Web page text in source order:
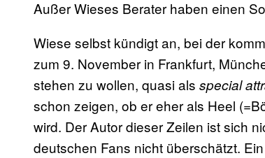
Außer Wieses Berater haben einen
Wiese selbst kündigt an, bei der
zum 9. November in Frankfurt,
stehen zu wollen, quasi als special
schon zeigen, ob er eher als Heel
wird. Der Autor dieser Zeilen ist sich
deutschen Fans nicht überschätzt.